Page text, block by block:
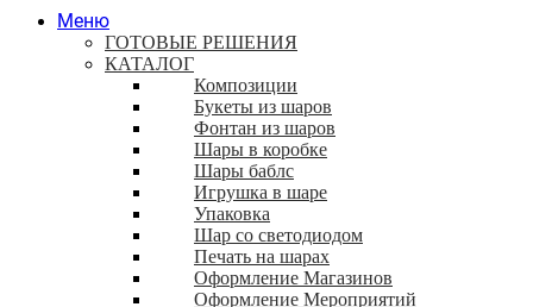
Меню
ГОТОВЫЕ РЕШЕНИЯ
КАТАЛОГ
Композиции
Букеты из шаров
Фонтан из шаров
Шары в коробке
Шары баблс
Игрушка в шаре
Упаковка
Шар со светодиодом
Печать на шарах
Оформление Магазинов
Оформление Мероприятий